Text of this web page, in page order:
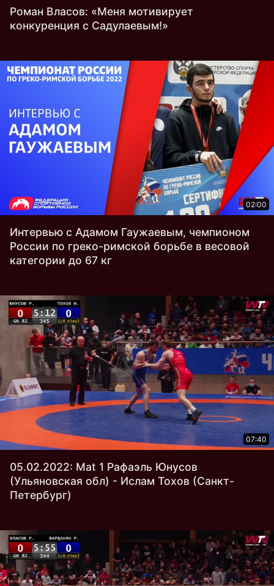
Роман Власов: «Меня мотивирует
конкуренция с Садулаевым!»
02:00
Интервью с Адамом Гаужаевым, чемпионом
России по греко-римской борьбе в весовой
категории до 67 кг
07:40
05.02.2022: Mat 1 Рафаэль Юнусов
(Ульяновская обл) - Ислам Тохов (Санкт-
Петербург)